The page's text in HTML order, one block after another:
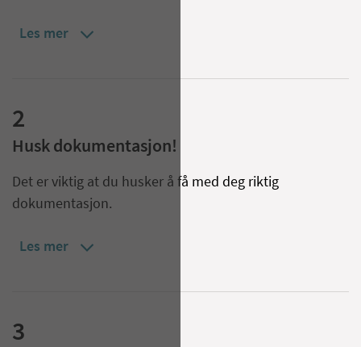
Les mer
2
Husk dokumentasjon!
Det er viktig at du husker å få med deg riktig
dokumentasjon.
Les mer
3